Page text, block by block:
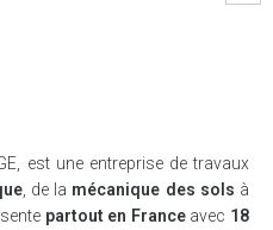
est une entreprise de travaux
, de la mécanique des sols à
partout en Franceavec 18